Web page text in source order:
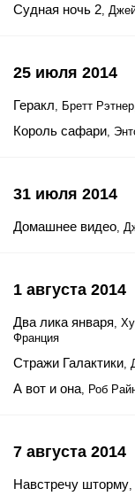
Судная ночь 2,
25 июля 2014
Геракл, Бретт
Король сафари,
31 июля 2014
Домашнее видео,
1 августа 2014
Два лика января,
Франция
Стражи Галактики,
А вот и она, Роб
7 августа 2014
Навстречу шторму